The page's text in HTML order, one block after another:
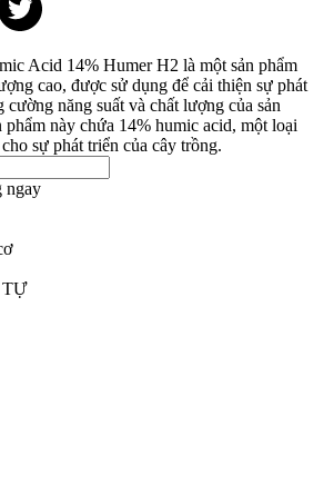
Acid 14% Humer H2 là một sản phẩm
cao, được sử dụng để cải thiện sự phát
cường năng suất và chất lượng của sản
phẩm này chứa 14% humic acid, một loại
sự phát triển của cây trồng.
ngay